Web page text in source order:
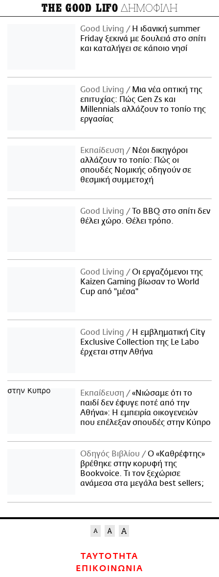
THE GOOD LIFO ΔΗΜΟΦΙΛΗ
Good Living
Η ιδανική summer
Friday ξεκινά με δουλειά στο σπίτι
και καταλήγει σε κάποιο νησί
Good Living
Μια νέα οπτική της
επιτυχίας: Πώς Gen Zs και
Millennials αλλάζουν το τοπίο της
εργασίας
Εκπαίδευση
Νέοι δικηγόροι
αλλάζουν το τοπίο: Πώς οι
σπουδές Νομικής οδηγούν σε
θεσμική συμμετοχή
Good Living
Το BBQ στο σπίτι δεν
θέλει χώρο. Θέλει τρόπο.
Good Living
Οι εργαζόμενοι της
Kaizen Gaming βίωσαν το World
Cup από "μέσα"
Good Living
Η εμβληματική City
Exclusive Collection της Le Labo
έρχεται στην Αθήνα
Εκπαίδευση
«Νιώσαμε ότι το
παιδί δεν έφυγε ποτέ από την
Αθήνα»: Η εμπειρία οικογενειών
που επέλεξαν σπουδές στην Κύπρο
Οδηγός Βιβλίου
Ο «Καθρέφτης»
βρέθηκε στην κορυφή της
Bookvoice. Τι τον ξεχώρισε
ανάμεσα στα μεγάλα best sellers;
ΤΑΥΤΟΤΗΤΑ
ΕΠΙΚΟΙΝΩΝΙΑ